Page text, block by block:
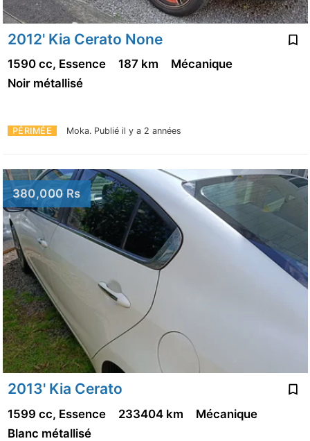
2012' Kia Cerato None
PÉRIMÉE Moka. Publié il y a 2 années
1590 cc, Essence 187 km
Mécanique
Noir métallisé
380,000 Rs
2013' Kia Cerato
1599 cc, Essence 233404 km
Mécanique
Blanc métallisé